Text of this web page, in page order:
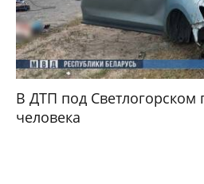
В ДТП под Светлогорском
человека